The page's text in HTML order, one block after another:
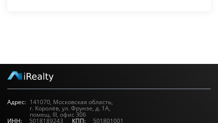
Адрес: 141070, Московская область,
г. Королёв, ул. Фрунзе, д. 1А,
помещ. III, офис 306
ИНН:
5018189243 КПП: 501801001